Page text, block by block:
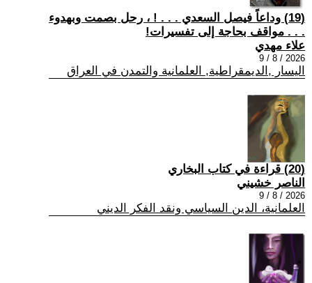
(19) وداعاً فيصل السعدي . . . ! ، رحل بصمت وبهدوء
. . . مواقف بحاجة إلى تفسيرات!
علاء مهدي
2026 / 8 / 9
اليسار ,الديمقراطية, العلمانية والتمدن في العراق
(20) قراءة في كتاب البخاري
الناصر خشيني
2026 / 8 / 9
العلمانية، الدين السياسي ونقد الفكر الديني